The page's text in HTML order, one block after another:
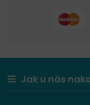
Jak u nás